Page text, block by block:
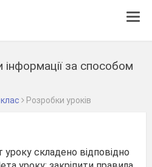
за способом
Розробки уроків
складено відповідно